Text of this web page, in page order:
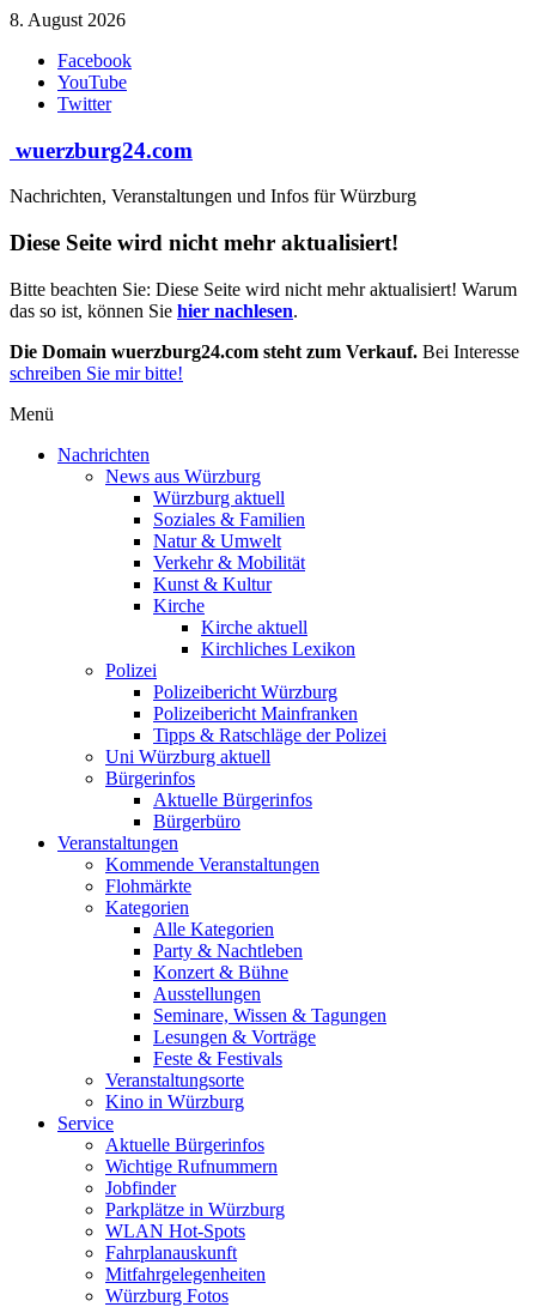
Zum
springen
8. August 2026
Facebook
YouTube
Twitter
wuerzburg24.com
Nachrichten, Veranstaltungen und Infos für Würzburg
Diese Seite wird nicht mehr aktualisiert!
Bitte beachten Sie: Diese Seite wird nicht mehr aktualisiert! Warum
das so ist, können Sie hier nachlesen.
Die Domain wuerzburg24.com steht zum Verkauf. Bei Interesse
schreiben Sie mir bitte!
Menü
Nachrichten
News aus Würzburg
Würzburg aktuell
Soziales & Familien
Natur & Umwelt
Verkehr & Mobilität
Kunst & Kultur
Kirche
Kirche aktuell
Kirchliches Lexikon
Polizei
Polizeibericht Würzburg
Polizeibericht Mainfranken
Tipps & Ratschläge der Polizei
Uni Würzburg aktuell
Bürgerinfos
Aktuelle Bürgerinfos
Bürgerbüro
Veranstaltungen
Kommende Veranstaltungen
Flohmärkte
Kategorien
Alle Kategorien
Party & Nachtleben
Konzert & Bühne
Ausstellungen
Seminare, Wissen & Tagungen
Lesungen & Vorträge
Feste & Festivals
Veranstaltungsorte
Kino in Würzburg
Service
Aktuelle Bürgerinfos
Wichtige Rufnummern
Jobfinder
Parkplätze in Würzburg
WLAN Hot-Spots
Fahrplanauskunft
Mitfahrgelegenheiten
Würzburg Fotos